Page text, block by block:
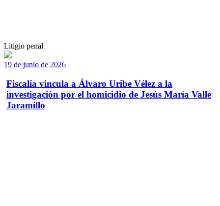
Litigio penal
19 de junio de 2026
Fiscalía vincula a Álvaro Uribe Vélez a la
investigación por el homicidio de Jesús María Valle
Jaramillo